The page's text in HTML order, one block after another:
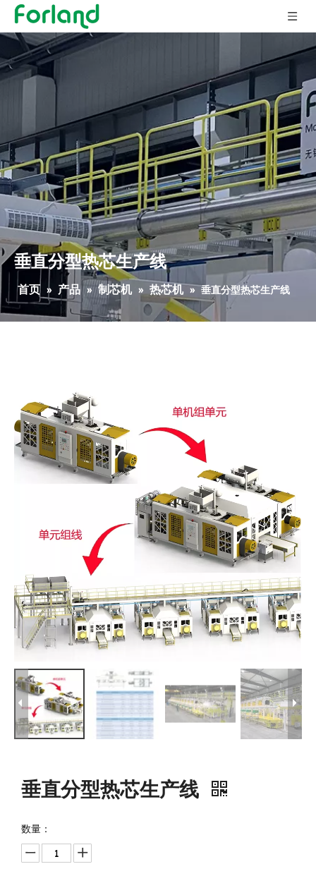
垂直分型热芯生产线
首页 » 产品 » 制芯机 » 热芯机 » 垂直分型热芯生产线
垂直分型热芯生产线
数量：